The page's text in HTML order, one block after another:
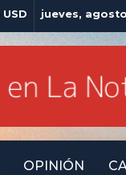
USD jueves,
OPINIÓN